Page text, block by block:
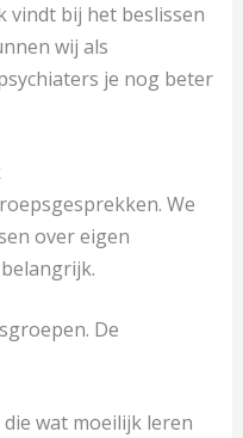
vindt bij het beslissen
wij als
je nog beter
We
over eigen
De
die wat moeilijk leren